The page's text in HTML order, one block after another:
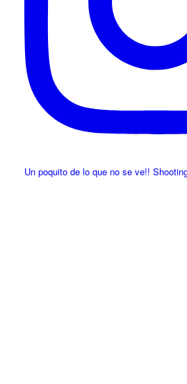
Un poquito de lo que no se ve!!